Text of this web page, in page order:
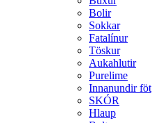
Bolir
Sokkar
Fatalínur
Töskur
Aukahlutir
Purelime
Innanundir föt
SKÓR
Hlaup